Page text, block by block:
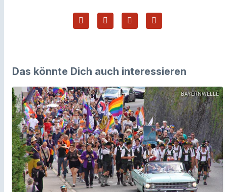
Das könnte Dich auch interessieren
BAYERNWELLE